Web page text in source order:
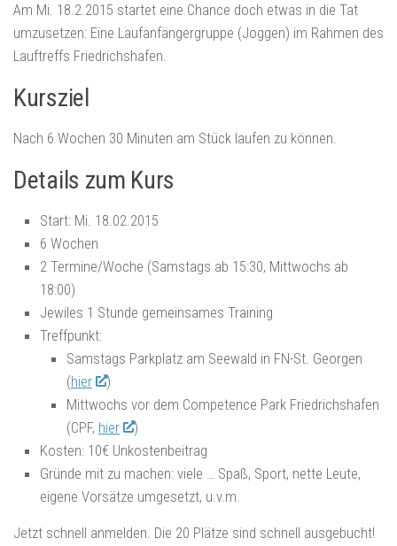
Am Mi. 18.2.2015 startet eine Chance doch etwas in die Tat
umzusetzen: Eine Laufanfängergruppe (Joggen) im Rahmen des
Lauftreffs Friedrichshafen.
Kursziel
Nach 6 Wochen 30 Minuten am Stück laufen zu können.
Details zum Kurs
Start: Mi. 18.02.2015
6 Wochen
2 Termine/Woche (Samstags ab 15:30, Mittwochs ab
18:00)
Jewiles 1 Stunde gemeinsames Training
Treffpunkt:
Samstags Parkplatz am Seewald in FN-St. Georgen
(hier
)
Mittwochs vor dem Competence Park Friedrichshafen
(CPF, hier
)
Kosten: 10€ Unkostenbeitrag
Gründe mit zu machen: viele … Spaß, Sport, nette Leute,
eigene Vorsätze umgesetzt, u.v.m.
Jetzt schnell anmelden. Die 20 Plätze sind schnell ausgebucht!